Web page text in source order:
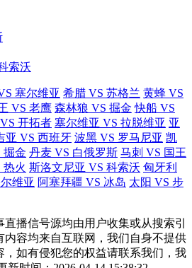
索沃
塞尔维亚 希腊 VS 苏格兰 黄蜂 VS
VS 老鹰 森林狼 VS 掘金 快船 VS
开拓者 塞尔维亚 VS 拉脱维亚 亚
亚 VS 西班牙 波黑 VS 罗马尼亚 凯
掘金 丹麦 VS 白俄罗斯 马刺 VS 国王
热火 斯洛文尼亚 VS 科索沃 匈牙利
维亚 阿塞拜疆 VS 冰岛 太阳 VS 步
直播信号源均由用户收集或从搜索引
内容均来自互联网，我们自身不提供
，如有侵犯您的权益请联系我们，我